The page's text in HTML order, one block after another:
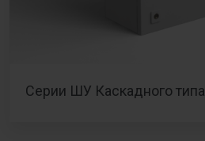
Серии ШУ Каскадного типа